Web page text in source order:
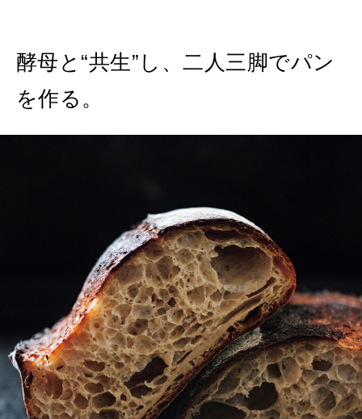
2026年4月号「未来をつくる、学びの教科書。」
2026年3月号「スイーツ予想図 2026」
2025年12月号「お酒の新常識。」
酵母と“共生”し、二人三脚でパン
を作る。